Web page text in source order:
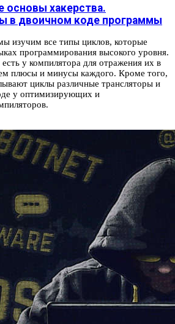
хакерства.
в двоичном коде программы
изучим все типы циклов, которые
программирования высокого уровня.
у компилятора для отражения их в
плюсы и минусы каждого. Кроме того,
циклы различные трансляторы и
у оптимизирующих и